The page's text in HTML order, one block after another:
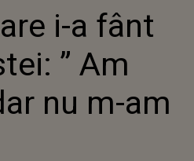
i-a fânt
” Am
nu m-am